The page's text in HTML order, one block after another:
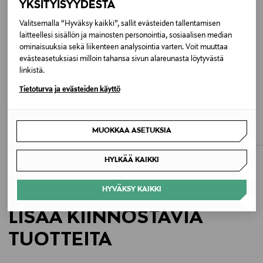
YKSITYISYYDESTÄ
Valitsemalla “Hyväksy kaikki”, sallit evästeiden tallentamisen
laitteellesi sisällön ja mainosten personointia, sosiaalisen median
ominaisuuksia sekä liikenteen analysointia varten. Voit muuttaa
evästeasetuksiasi milloin tahansa sivun alareunasta löytyvästä
linkistä.
Tietoturva ja evästeiden käyttö
MUOKKAA ASETUKSIA
HYLKÄÄ KAIKKI
HYVÄKSY KAIKKI
Konepesu samanväristen kanssa.
Väri
BLUE CHECK
Koko
Valmistajan tuotenumero
Valmistaja
ALE –40%
popliinikauluspaita
43,60 €
LISÄÄ KIINNOSTAVIA
TUOTTEITA